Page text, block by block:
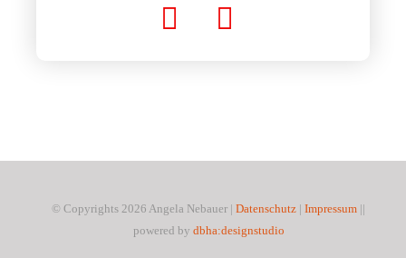
© Copyrights 2026 Angela Nebauer | Datenschutz | Impressum ||
powered by dbha:designstudio